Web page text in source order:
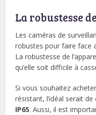
La robustesse
Les caméras de
robustes pour faire face
La robustesse de
qu’elle soit difficile à
Si vous souhaitez
résistant, l’idéal serait
IP65. Aussi, il est